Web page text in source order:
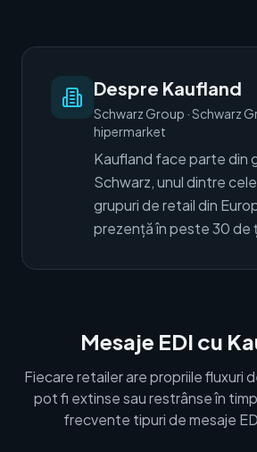
Despre Kaufland
Schwarz Group ·Schwarz
hipermarket
Kaufland face parte din
Schwarz, unul dintre cele
grupuri de retail din
prezență în peste 30 de
Mesaje EDI cu
Fiecare retailer are propriile fluxuri
pot fi extinse sau restrânse în
frecvente tipuri de mesaje